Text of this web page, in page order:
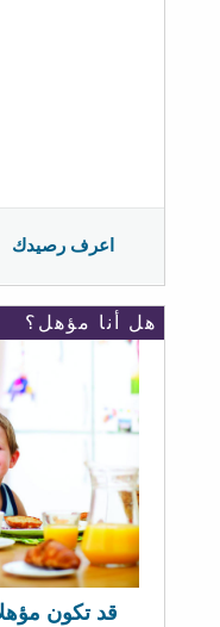
اعرف رصيدك
هل أنا مؤهل؟
قد تكون